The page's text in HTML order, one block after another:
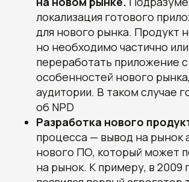
локализация готового
для нового рынка. Продукт
но необходимо частично
переработать приложение
особенностей нового
аудитории. В таком случае
об NPD
Разработка нового
процесса — вывод на рынок
нового ПО, который может
на рынок. К примеру, в 2009